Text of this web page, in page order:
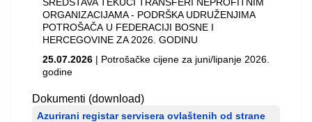
ORGANIZACIJAMA - PODRŠKA UDRUŽENJIMA
POTROŠAČA U FEDERACIJI BOSNE I
HERCEGOVINE ZA 2026. GODINU
25.07.2026 | Potrošačke cijene za juni/lipanje 2026.
godine
Dokumenti (download)
Azurirani registar servisera ovlaštenih od strane